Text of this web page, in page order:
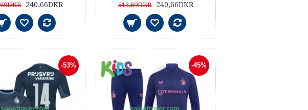
240,66DKR 513,69DKR 240,66DKR
-53% -45%